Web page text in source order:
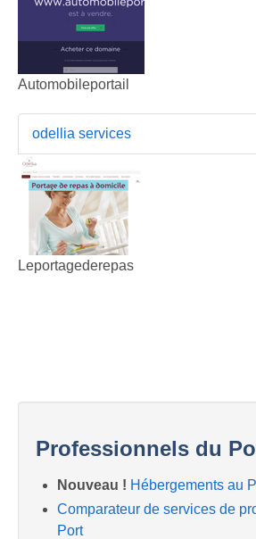
Automobileportail
odellia services
Leportagederepas
Professionnels du
Nouveau ! Hébergements au
Comparateur de services de
Port